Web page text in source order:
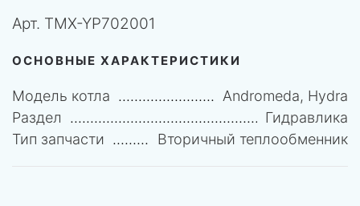
Арт. TMX-YP702001
ОСНОВНЫЕ ХАРАКТЕРИСТИКИ
Модель котла
Andromeda, Hydra
Раздел
Гидравлика
Тип запчасти
Вторичный теплообменник